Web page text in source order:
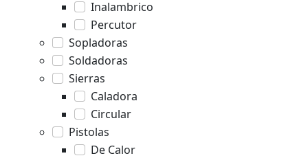
Inalambrico
Percutor
Sopladoras
Soldadoras
Sierras
Caladora
Circular
Pistolas
De Calor